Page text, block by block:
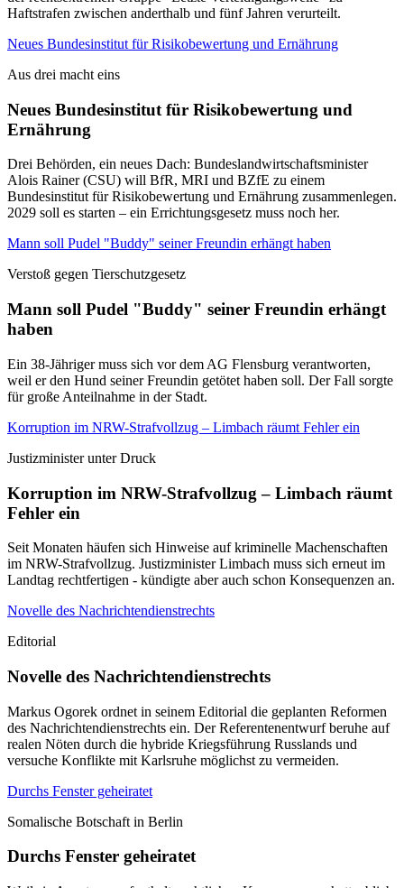
Haftstrafen zwischen anderthalb und fünf Jahren verurteilt.
Neues Bundesinstitut für Risikobewertung und Ernährung
Aus drei macht eins
Neues Bundesinstitut für Risikobewertung und
Ernährung
Drei Behörden, ein neues Dach: Bundeslandwirtschaftsminister
Alois Rainer (CSU) will BfR, MRI und BZfE zu einem
Bundesinstitut für Risikobewertung und Ernährung zusammenlegen.
2029 soll es starten – ein Errichtungsgesetz muss noch her.
Mann soll Pudel "Buddy" seiner Freundin erhängt haben
Verstoß gegen Tierschutzgesetz
Mann soll Pudel "Buddy" seiner Freundin erhängt
haben
Ein 38-Jähriger muss sich vor dem AG Flensburg verantworten,
weil er den Hund seiner Freundin getötet haben soll. Der Fall sorgte
für große Anteilnahme in der Stadt.
Korruption im NRW-Strafvollzug – Limbach räumt Fehler ein
Justizminister unter Druck
Korruption im NRW-Strafvollzug – Limbach räumt
Fehler ein
Seit Monaten häufen sich Hinweise auf kriminelle Machenschaften
im NRW-Strafvollzug. Justizminister Limbach muss sich erneut im
Landtag rechtfertigen - kündigte aber auch schon Konsequenzen an.
Novelle des Nachrichtendienstrechts
Editorial
Novelle des Nachrichtendienstrechts
Markus Ogorek ordnet in seinem Editorial die geplanten Reformen
des Nachrichtendienstrechts ein. Der Referentenentwurf beruhe auf
realen Nöten durch die hybride Kriegsführung Russlands und
versuche Konflikte mit Karlsruhe möglichst zu vermeiden.
Durchs Fenster geheiratet
Somalische Botschaft in Berlin
Durchs Fenster geheiratet